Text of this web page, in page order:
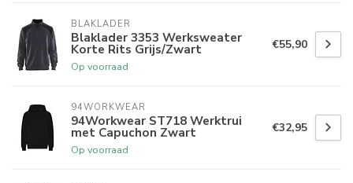
BLAKLADER
Blaklader 3353 Werksweater
Korte Rits Grijs/Zwart
Op voorraad
€55,90
94WORKWEAR
94Workwear ST718 Werktrui
met Capuchon Zwart
Op voorraad
€32,95